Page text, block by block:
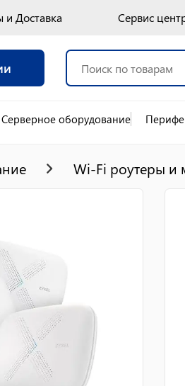
и Доставка Сервис
Серверное оборудование
Wi-Fi роутеры и